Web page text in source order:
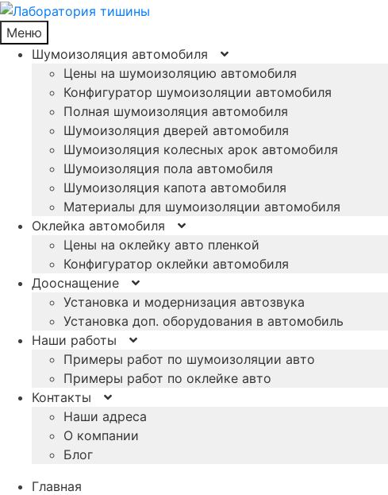
Меню
Шумоизоляция автомобиля
Цены на шумоизоляцию автомобиля
Конфигуратор шумоизоляции автомобиля
Полная шумоизоляция автомобиля
Шумоизоляция дверей автомобиля
Шумоизоляция колесных арок автомобиля
Шумоизоляция пола автомобиля
Шумоизоляция капота автомобиля
Материалы для шумоизоляции автомобиля
Оклейка автомобиля
Цены на оклейку авто пленкой
Конфигуратор оклейки автомобиля
Дооснащение
Установка и модернизация автозвука
Установка доп. оборудования в автомобиль
Наши работы
Примеры работ по шумоизоляции авто
Примеры работ по оклейке авто
Контакты
Наши адреса
О компании
Блог
Главная